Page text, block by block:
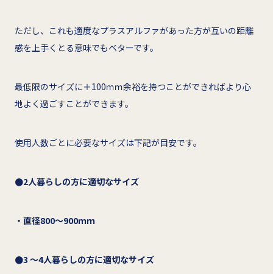
ただし、これも適度なプラスアルファがあった方が互いの距離
感を上手くとる意味でもベターです。
最低限のサイズに＋100ｍｍ余裕を持つことができればより心
地よく過ごすことができます。
使用人数ごとに必要なサイズは下記が目安です。
●2人暮らしの方に適切なサイズ
・直径800～900ｍｍ
●3 ～4人暮らしの方に適切なサイズ